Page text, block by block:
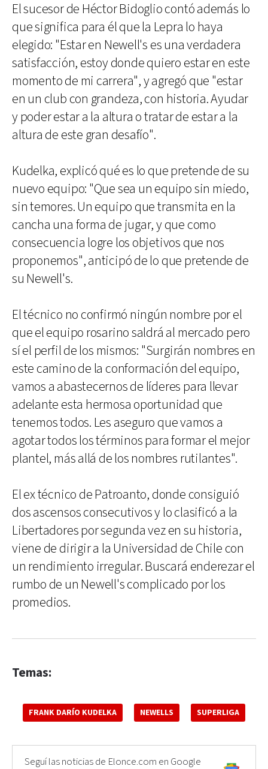
El sucesor de Héctor Bidoglio contó además lo
que significa para él que la Lepra lo haya
elegido: "Estar en Newell's es una verdadera
satisfacción, estoy donde quiero estar en este
momento de mi carrera", y agregó que "estar
en un club con grandeza, con historia. Ayudar
y poder estar a la altura o tratar de estar a la
altura de este gran desafío".
Kudelka, explicó qué es lo que pretende de su
nuevo equipo: "Que sea un equipo sin miedo,
sin temores. Un equipo que transmita en la
cancha una forma de jugar, y que como
consecuencia logre los objetivos que nos
proponemos", anticipó de lo que pretende de
su Newell's.
El técnico no confirmó ningún nombre por el
que el equipo rosarino saldrá al mercado pero
sí el perfil de los mismos: "Surgirán nombres en
este camino de la conformación del equipo,
vamos a abastecernos de líderes para llevar
adelante esta hermosa oportunidad que
tenemos todos. Les aseguro que vamos a
agotar todos los términos para formar el mejor
plantel, más allá de los nombres rutilantes".
El ex técnico de Patroanto, donde consiguió
dos ascensos consecutivos y lo clasificó a la
Libertadores por segunda vez en su historia,
viene de dirigir a la Universidad de Chile con
un rendimiento irregular. Buscará enderezar el
rumbo de un Newell's complicado por los
promedios.
Temas:
FRANK DARÍO KUDELKA NEWELLS SUPERLIGA
Seguí las noticias de Elonce.com en Google